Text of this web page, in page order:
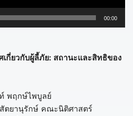
00:00
เกี่ยวกับผู้ลี้ภัย: สถานะและสิทธิของ
พฤกษ์ไพบูลย์
ตยานุรักษ์ คณะนิติศาสตร์